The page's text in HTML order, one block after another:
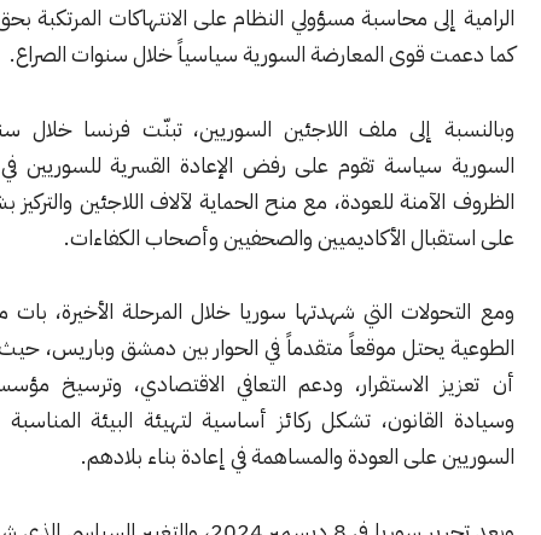
محاسبة مسؤولي النظام على الانتهاكات المرتكبة بحق السوريين،
قوى المعارضة السورية سياسياً خلال سنوات الصراع.
إلى ملف اللاجئين السوريين، تبنّت فرنسا خلال سنوات الثورة
سياسة تقوم على رفض الإعادة القسرية للسوريين في ظل غياب
للعودة، مع منح الحماية لآلاف اللاجئين والتركيز بشكل خاص
الأكاديميين والصحفيين وأصحاب الكفاءات.
التي شهدتها سوريا خلال المرحلة الأخيرة، بات ملف العودة
يحتل موقعاً متقدماً في الحوار بين دمشق وباريس، حيث ترى فرنسا
الاستقرار، ودعم التعافي الاقتصادي، وترسيخ مؤسسات الدولة
تشكل ركائز أساسية لتهيئة البيئة المناسبة التي تشجع
على العودة والمساهمة في إعادة بناء بلادهم.